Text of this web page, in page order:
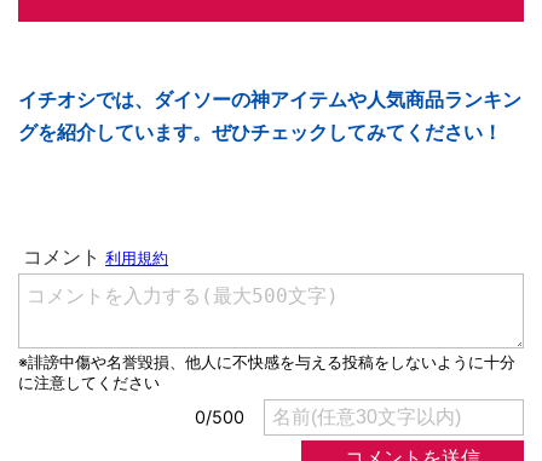
イチオシでは、ダイソーの神アイテムや人気商品ランキン
グを紹介しています。ぜひチェックしてみてください！